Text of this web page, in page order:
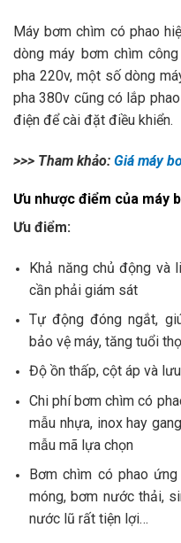
Máy bơm chìm có phao
dòng máy bơm chìm
pha 220v, một số dòng
pha 380v cũng có lắp
điện để cài đặt điều khiển.
>>> Tham khảo: Giá máy
Ưu nhược điểm của máy
Ưu điểm:
Khả năng chủ động và
cần phải giám sát
Tự động đóng ngắt,
bảo vệ máy, tăng tuổi thọ
Độ ồn thấp, cột áp và
Chi phí bơm chìm có
mẫu nhựa, inox hay
mẫu mã lựa chọn
Bơm chìm có phao
móng, bơm nước thải,
nước lũ rất tiện lợi…